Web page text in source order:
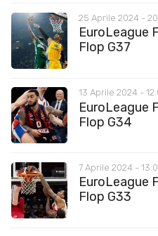
25 Aprile 2024 -
EuroLeague
Flop G37
13 Aprile 2024 -
EuroLeague
Flop G34
7 Aprile 2024 -
EuroLeague
Flop G33